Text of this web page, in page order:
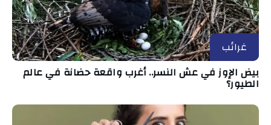
غرائب
بيض الإوز في عش النسر.. أغرب واقعة حضانة في عالم
الطيور؟